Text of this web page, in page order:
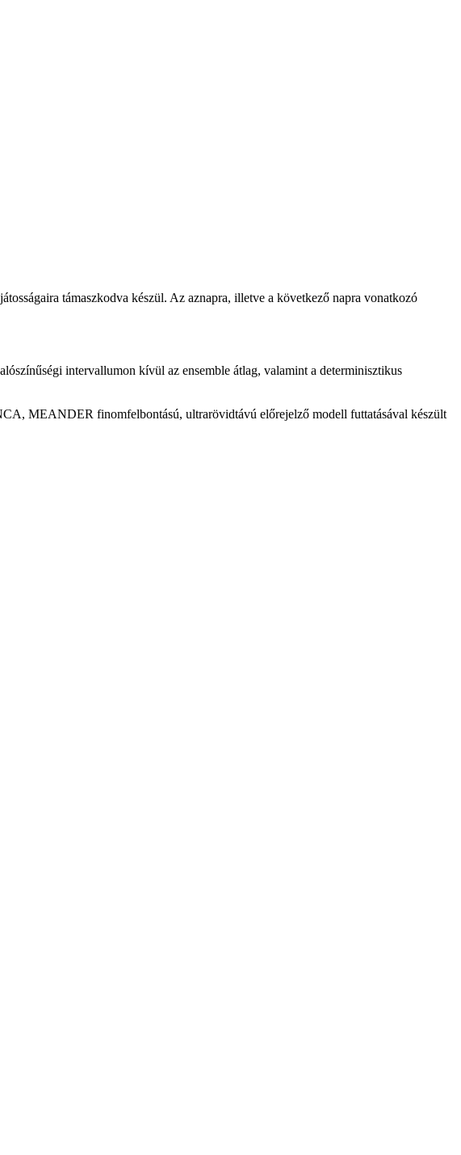
támaszkodva készül. Az aznapra, illetve a következő napra vonatkozó
intervallumon kívül az ensemble átlag, valamint a determinisztikus
MEANDER finomfelbontású, ultrarövidtávú előrejelző modell futtatásával készült